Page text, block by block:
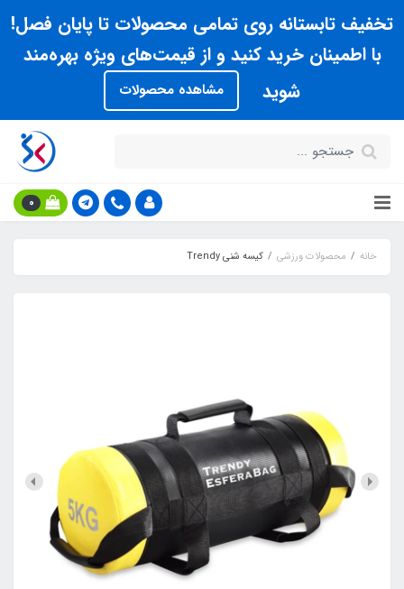
تخفیف تابستانه روی تمامی محصولات تا پایان فصل!
با اطمینان خرید کنید و از قیمت‌های ویژه بهره‌مند
شوید
مشاهده محصولات
0
خانه محصولات ورزشی کيسه شني Trendy